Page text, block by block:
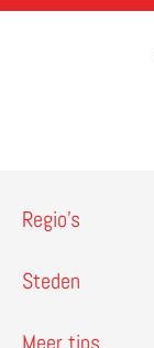
Regio’s
Steden